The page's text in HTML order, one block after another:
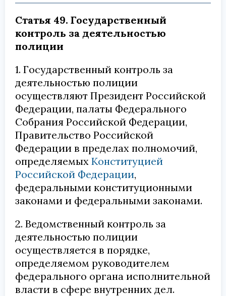
Статья 49. Государственный
контроль за деятельностью
полиции
1. Государственный контроль за
деятельностью полиции
осуществляют Президент Российской
Федерации, палаты Федерального
Собрания Российской Федерации,
Правительство Российской
Федерации в пределах полномочий,
определяемых Конституцией
Российской Федерации,
федеральными конституционными
законами и федеральными законами.
2. Ведомственный контроль за
деятельностью полиции
осуществляется в порядке,
определяемом руководителем
федерального органа исполнительной
власти в сфере внутренних дел.